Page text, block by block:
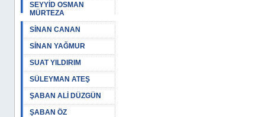
SEYYİD OSMAN
MÜRTEZA
SİNAN CANAN
SİNAN YAĞMUR
SUAT YILDIRIM
SÜLEYMAN ATEŞ
ŞABAN ALİ DÜZGÜN
ŞABAN ÖZ